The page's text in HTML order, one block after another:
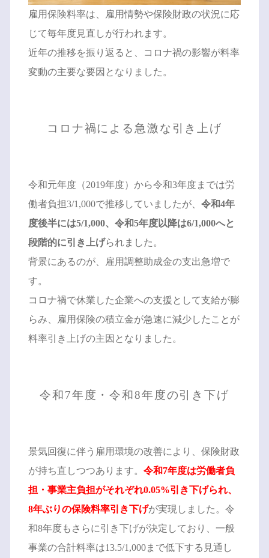
雇用保険料率は、雇用情勢や保険財政の状況に応
じて毎年度見直しが行われます。
近年の推移を振り返ると、コロナ禍の影響が料率
変動の主要な要因となりました。
コロナ禍による急激な引き上げ
令和元年度（2019年度）から令和3年度までは労
働者負担3/1,000で推移していましたが、 令和4年
度後半には5/1,000、令和5年度以降は6/1,000へと
段階的に引き上げられました。
背景にあるのが、雇用調整助成金の支出急増で
す。
コロナ禍で休業した企業への支援として支給が膨
らみ、雇用保険の積立金が急速に減少したことが
料率引き上げの主因となりました。
令和7年度・令和8年度の引き下げ
景気回復に伴う雇用環境の改善により、保険財政
が持ち直しつつあります。 令和7年度は労働者負
担・事業主負担がそれぞれ0.05%引き下げられ、
8年ぶりの保険料率引き下げが実現しました。令
和8年度もさらに引き下げが決定しており、一般
事業の合計料率は13.5/1,000まで低下する見通し